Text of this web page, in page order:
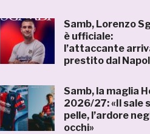
Samb, Lorenzo
è ufficiale:
l’attaccante
prestito dal
Samb, la maglia
2026/27: «Il sale
pelle, l’ardore
occhi»